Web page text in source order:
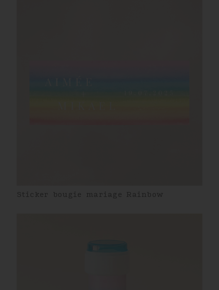
Sticker bougie mariage Rainbow